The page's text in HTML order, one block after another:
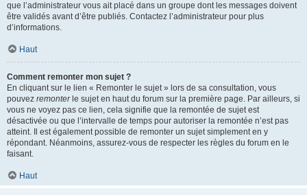
que l’administrateur vous ait placé dans un groupe dont les messages doivent
être validés avant d’être publiés. Contactez l’administrateur pour plus
d’informations.
Haut
Comment remonter mon sujet ?
En cliquant sur le lien « Remonter le sujet » lors de sa consultation, vous
pouvez remonterle sujet en haut du forum sur la première page. Par ailleurs, si
vous ne voyez pas ce lien, cela signifie que la remontée de sujet est
désactivée ou que l’intervalle de temps pour autoriser la remontée n’est pas
atteint. Il est également possible de remonter un sujet simplement en y
répondant. Néanmoins, assurez-vous de respecter les règles du forum en le
faisant.
Haut